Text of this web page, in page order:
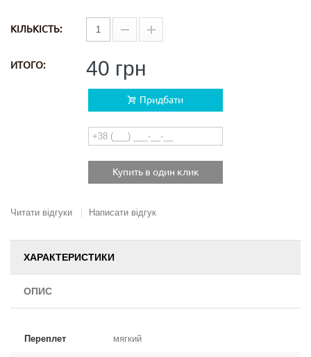
КІЛЬКІСТЬ:
ИТОГО: 40 грн
Придбати
Купить в один клик
Читати відгуки Написати відгук
ХАРАКТЕРИСТИКИ
ОПИС
Переплет мягкий